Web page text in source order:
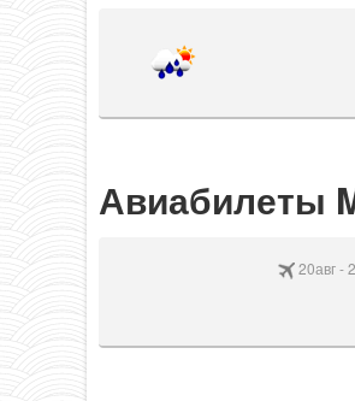
Авиабилеты
20авг -